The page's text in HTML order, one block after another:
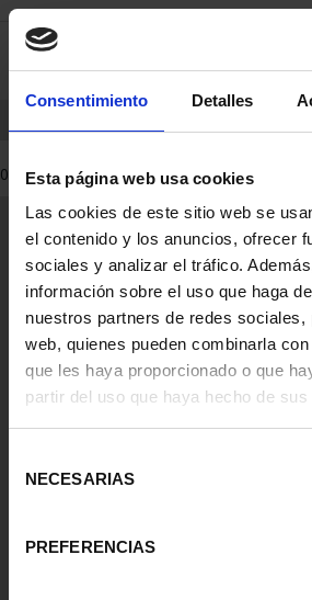
Consentimiento Detalles
Esta página web usa cookies
Las cookies de este sitio web se
el contenido y los anuncios, ofrecer
sociales y analizar el tráfico.
información sobre el uso que haga
nuestros partners de redes sociales,
web, quienes pueden combinarla
que les haya proporcionado o que
partir del uso que haya hecho de
NECESARIAS
PREFERENCIAS
saltar
contenido
Saltar
men
0 Productos encontrados
Información
Contacto
Preguntas Frequentes
Aviso Legal
Condiciones